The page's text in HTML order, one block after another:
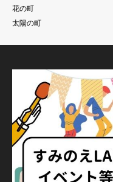
花の町
太陽の町